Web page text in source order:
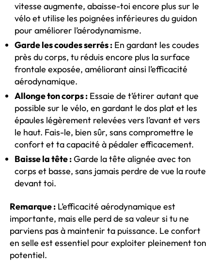
vitesse augmente, abaisse-toi encore plus sur le
vélo et utilise les poignées inférieures du guidon
pour améliorer l’aérodynamisme.
Garde les coudes serrés : En gardant les coudes
près du corps, tu réduis encore plus la surface
frontale exposée, améliorant ainsi l’efficacité
aérodynamique.
Allonge ton corps : Essaie de t’étirer autant que
possible sur le vélo, en gardant le dos plat et les
épaules légèrement relevées vers l’avant et vers
le haut. Fais-le, bien sûr, sans compromettre le
confort et ta capacité à pédaler efficacement.
Baisse la tête :Garde la tête alignée avec ton
corps et basse, sans jamais perdre de vue la route
devant toi.
Remarque : L’efficacité aérodynamique est
importante, mais elle perd de sa valeur si tu ne
parviens pas à maintenir ta puissance. Le confort
en selle est essentiel pour exploiter pleinement ton
potentiel.